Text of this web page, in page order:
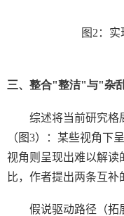
图 2 ：
三、整合"整洁"与"杂
综述将当前研究格
（图3）：某些视角下
视角则呈现出难以解读
比，作者提出两条互补
假说驱动路径（拓